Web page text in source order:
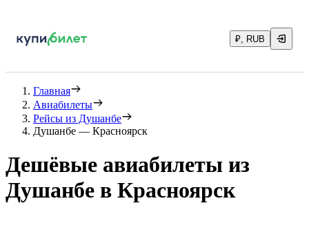
₽, RUB
Главная
Авиабилеты
Рейсы из Душанбе
Душанбе — Красноярск
Дешёвые авиабилеты из
Душанбе в Красноярск